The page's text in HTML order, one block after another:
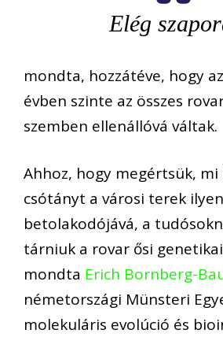
Elég
mondta, hozzátéve, hogy
évben szinte az összes
szemben ellenállóvá váltak.
Ahhoz, hogy megértsük,
csótányt a városi terek
betolakodójává, a
tárniuk a rovar ősi
mondta Erich Bornberg-
németországi Münsteri
molekuláris evolúció és